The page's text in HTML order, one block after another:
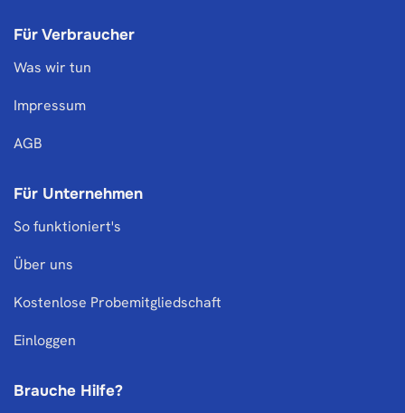
Für Verbraucher
Was wir tun
Impressum
AGB
Für Unternehmen
So funktioniert's
Über uns
Kostenlose Probemitgliedschaft
Einloggen
Brauche Hilfe?